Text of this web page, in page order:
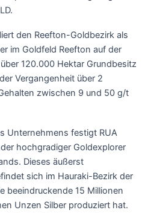
den Reefton-Goldbezirk als
im Goldfeld Reefton auf der
120.000 Hektar Grundbesitz
Vergangenheit über 2
zwischen 9 und 50 g/t
Unternehmens festigt RUA
hochgradiger Goldexplorer
Dieses äußerst
sich im Hauraki-Bezirk der
beeindruckende 15 Millionen
Unzen Silber produziert hat.